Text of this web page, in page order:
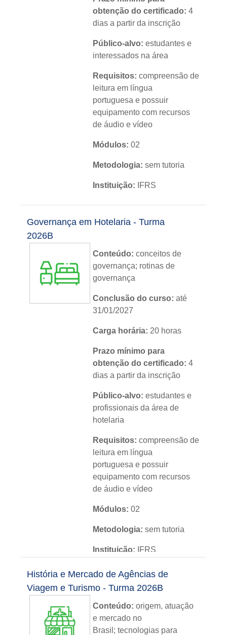
obtenção do certificado: 4
dias a partir da inscrição
Público-alvo: estudantes e
interessados na área
Requisitos: compreensão de
leitura em língua
portuguesa e possuir
equipamento com recursos
de áudio e vídeo
Módulos: 02
Metodologia: sem tutoria
Instituição: IFRS
Nível:básico
Idioma:português
Governança em Hotelaria - Turma
2026B
Conteúdo:conceitos de
governança; rotinas de
governança
Conclusão do curso: até
31/01/2027
Carga horária: 20 horas
Prazo mínimo para
obtenção do certificado: 4
dias a partir da inscrição
Público-alvo: estudantes e
profissionais da área de
hotelaria
Requisitos: compreensão de
leitura em língua
portuguesa e possuir
equipamento com recursos
de áudio e vídeo
Módulos: 02
Metodologia: sem tutoria
Instituição: IFRS
Nível: básico
Idioma:português
História e Mercado de Agências de
Viagem e Turismo - Turma 2026B
Conteúdo:origem, atuação
e mercado no
Brasil; tecnologias para